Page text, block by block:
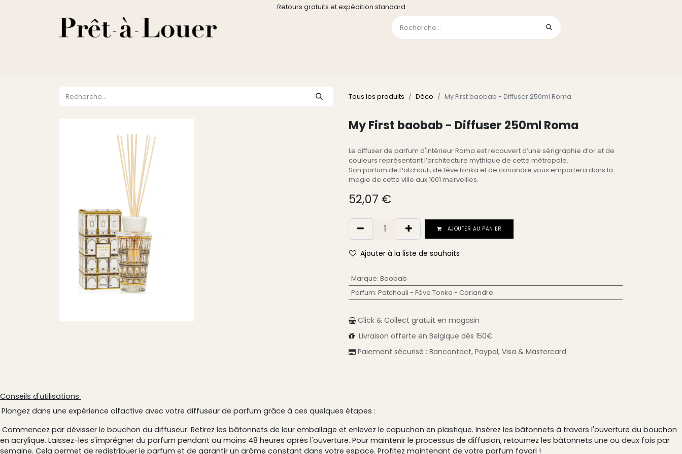
Retours gratuits et expédition standard
Tous les produits Déco My First baobab - Diffuser 250ml Roma
My First baobab - Diffuser 250ml Roma
Le diffuser de parfum d'intérieur Roma est recouvert d’une sérigraphie d’or et de
couleurs représentant l’architecture mythique de cette métropole.
Son parfum de Patchouli, de fève tonka et de coriandre vous emportera dans la
magie de cette ville aux 1001 merveilles.
52,07 €
AJOUTER AU PANIER
Ajouter à la liste de souhaits
Marque: Baobab
Parfum: Patchouli - Fève Tonka - Coriandre
Click & Collect gratuit en magasin
Livraison offerte en Belgique dès 150€
Paiement sécurisé : Bancontact, Paypal, Visa & Mastercard
Conseils d'utilisations
Plongez dans une expérience olfactive avec votre diffuseur de parfum grâce à ces quelques étapes :
Commencez par dévisser le bouchon du diffuseur. Retirez les bâtonnets de leur emballage et enlevez le capuchon en plastique. Insérez les bâtonnets à travers l'ouverture du bouchon
en acrylique. Laissez-les s'imprégner du parfum pendant au moins 48 heures après l'ouverture. Pour maintenir le processus de diffusion, retournez les bâtonnets une ou deux fois par
semaine. Cela permet de redistribuer le parfum et de garantir un arôme constant dans votre espace. Profitez maintenant de votre parfum favori !